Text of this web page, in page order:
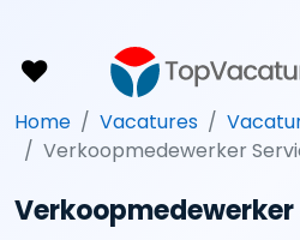
Home Vacatures
Verkoopmedewerker